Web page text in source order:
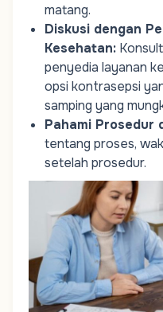
matang.
Diskusi dengan
Kesehatan:
penyedia layanan
opsi kontrasepsi
samping yang
Pahami Prosedur
tentang proses,
setelah prosedur.